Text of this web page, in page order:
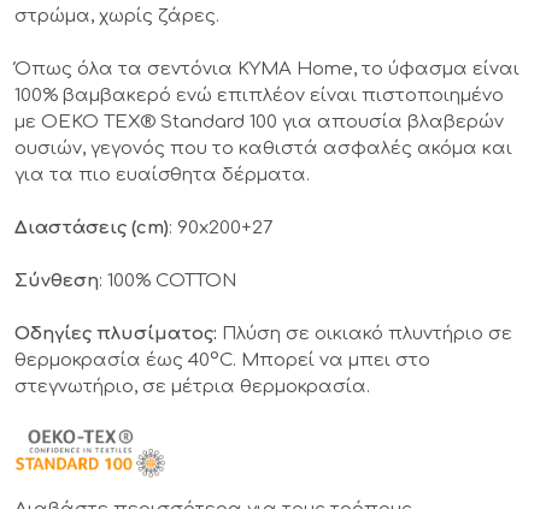
στρώμα, χωρίς ζάρες.
Όπως όλα τα σεντόνια KYMA Home, το ύφασμα είναι
100% βαμβακερό ενώ επιπλέον είναι πιστοποιημένο
με OEKO TEX® Standard 100 για απουσία βλαβερών
ουσιών, γεγονός που το καθιστά ασφαλές ακόμα και
για τα πιο ευαίσθητα δέρματα.
Διαστάσεις (cm): 90x200+27
Σύνθεση: 100% COTTON
Οδηγίες πλυσίματος: Πλύση σε οικιακό πλυντήριο σε
θερμοκρασία έως 40°C. Μπορεί να μπει στο
στεγνωτήριο, σε μέτρια θερμοκρασία.